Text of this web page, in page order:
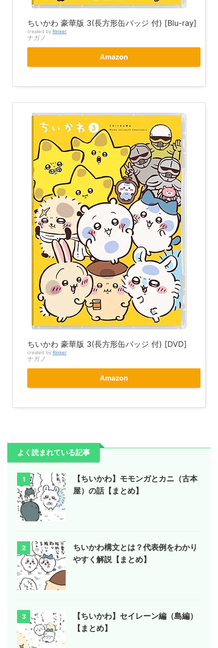
ちいかわ 豪華版 3(長方形缶バッジ 付) [Blu-ray]
created by Rinker
ナガノ
Amazon
ちいかわ 豪華版 3(長方形缶バッジ 付) [DVD]
created by Rinker
ナガノ
Amazon
よく読まれている記事
1
【ちいかわ】モモンガとカニ（古本
屋）の話【まとめ】
2
ちいかわ構文とは？代表例をわかり
やすく解説【まとめ】
3
【ちいかわ】セイレーン編（島編）
【まとめ】